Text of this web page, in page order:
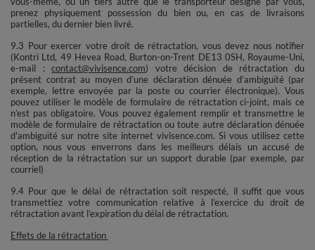
prenez physiquement possession du bien ou, en cas de livraisons
partielles, du dernier bien livré.
9.3 Pour exercer votre droit de rétractation, vous devez nous notifier
(Kontri Ltd, 49 Hevea Road, Burton-on-Trent DE13 0SH, Royaume-Uni,
e-mail :contact@vivisence.com) votre décision de rétractation du
présent contrat au moyen d’une déclaration dénuée d’ambiguïté (par
exemple, lettre envoyée par la poste ou courrier électronique). Vous
pouvez utiliser le modèle de formulaire de rétractation ci-joint, mais ce
n’est pas obligatoire. Vous pouvez également remplir et transmettre le
modèle de formulaire de rétractation ou toute autre déclaration dénuée
d'ambiguïté sur notre site internet vivisence.com. Si vous utilisez cette
option, nous vous enverrons dans les meilleurs délais un accusé de
réception de la rétractation sur un support durable (par exemple, par
courriel)
9.4 Pour que le délai de rétractation soit respecté, il suffit que vous
transmettiez votre communication relative à l’exercice du droit de
rétractation avant l’expiration du délai de rétractation.
Effets de la rétractation